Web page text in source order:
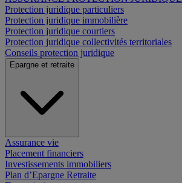
Protection juridique particuliers
Protection juridique immobilière
Protection juridique courtiers
Protection juridique collectivités territoriales
Conseils protection juridique
Epargne et retraite
Assurance vie
Placement financiers
Investissements immobiliers
Plan d’Epargne Retraite